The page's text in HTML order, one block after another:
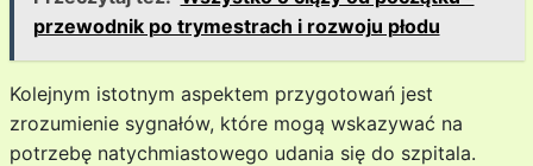
przewodnik po trymestrach i rozwoju płodu
Kolejnym istotnym aspektem przygotowań jest
zrozumienie sygnałów, które mogą wskazywać na
potrzebę natychmiastowego udania się do szpitala.